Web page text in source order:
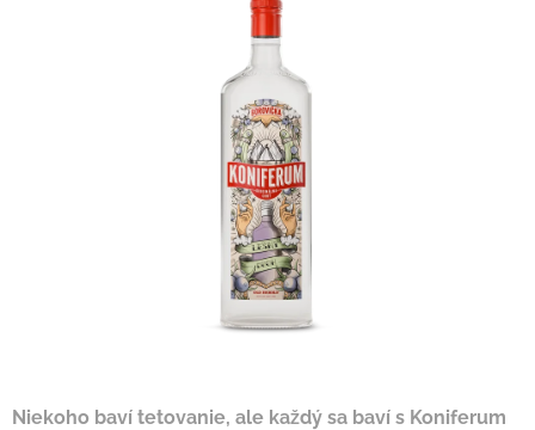
Niekoho baví tetovanie, ale každý sa baví s Koniferum